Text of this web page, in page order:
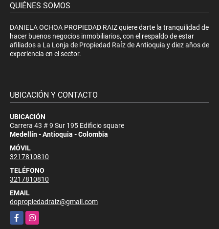
QUIÉNES SOMOS
DANIELA OCHOA PROPIEDAD RAIZ quiere darte la tranquilidad de
hacer buenos negocios inmobiliarios, con el respaldo de estar
afiliados a La Lonja de Propiedad RaÍz de Antioquia y diez años de
experiencia en el sector.
UBICACIÓN Y CONTACTO
UBICACIÓN
Carrera 43 # 9 Sur 195 Edificio square
Medellín - Antioquia - Colombia
MÓVIL
3217810810
TELÉFONO
3217810810
EMAIL
dopropiedadraiz@gmail.com
FacebookInstagram